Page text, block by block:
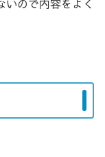
ので内容をよく